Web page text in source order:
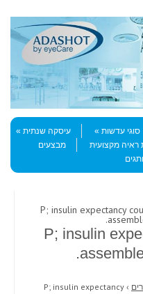
סוגי עדשות
עיסקה שנתית
ראיה מקצועית
מבצעים
> P; insulin expectancy
P; insulin
›
P; insulin expectancy